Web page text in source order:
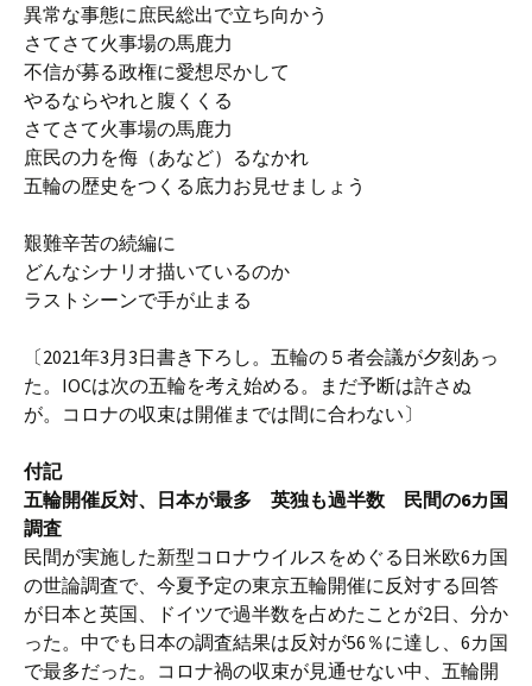
異常な事態に庶民総出で立ち向かう
さてさて火事場の馬鹿力
不信が募る政権に愛想尽かして
やるならやれと腹くくる
さてさて火事場の馬鹿力
庶民の力を侮（あなど）るなかれ
五輪の歴史をつくる底力お見せましょう
艱難辛苦の続編に
どんなシナリオ描いているのか
ラストシーンで手が止まる
〔2021年3月3日書き下ろし。五輪の５者会議が夕刻あっ
た。IOCは次の五輪を考え始める。まだ予断は許さぬ
が。コロナの収束は開催までは間に合わない〕
付記
五輪開催反対、日本が最多 英独も過半数 民間の6カ国
調査
民間が実施した新型コロナウイルスをめぐる日米欧6カ国
の世論調査で、今夏予定の東京五輪開催に反対する回答
が日本と英国、ドイツで過半数を占めたことが2日、分か
った。中でも日本の調査結果は反対が56％に達し、6カ国
で最多だった。コロナ禍の収束が見通せない中、五輪開